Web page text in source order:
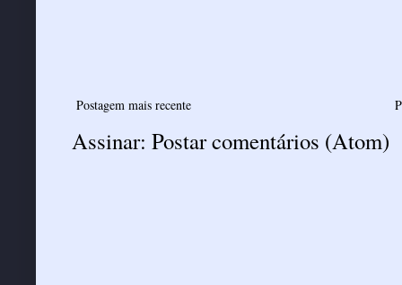
Postagem mais recente
Assinar: Postar comentários (Atom)